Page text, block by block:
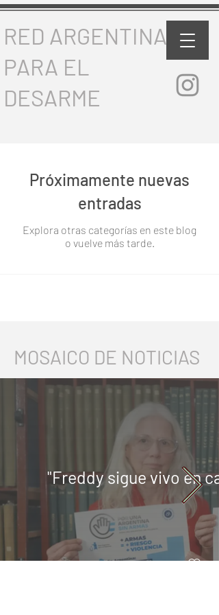
RED ARGENTINA
PARA EL
DESARME
Próximamente nuevas
entradas
Explora otras categorías en este blog
o vuelve más tarde.
MOSAICO DE NOTICIAS
"Freddy sigue vivo en